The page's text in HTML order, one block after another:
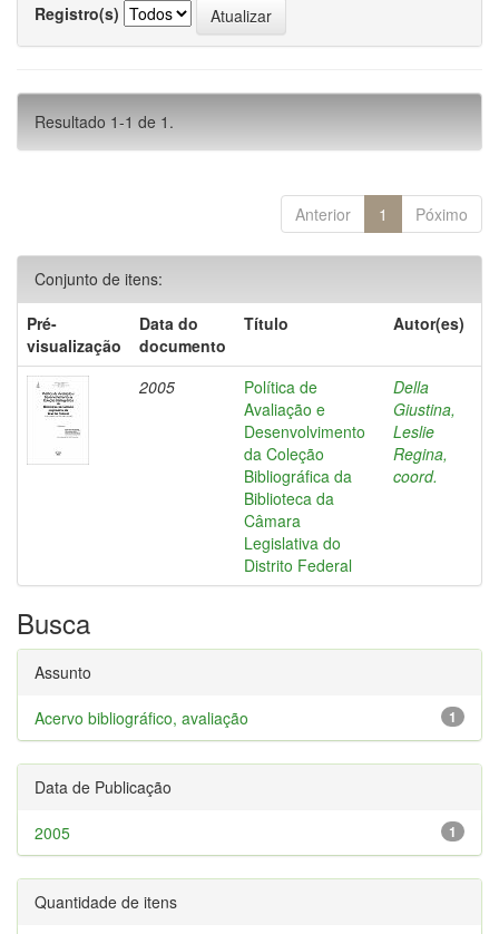
Registro(s)
Resultado 1-1 de 1.
Anterior 1 Póximo
Conjunto de itens:
Pré-
visualização
Data do
documento
Título Autor(es)
2005
Política de
Avaliação e
Desenvolvimento
da Coleção
Bibliográfica da
Biblioteca da
Câmara
Legislativa do
Distrito Federal
Della
Giustina,
Leslie
Regina,
coord.
Busca
Assunto
1
Acervo bibliográfico, avaliação
Data de Publicação
1
2005
Quantidade de itens